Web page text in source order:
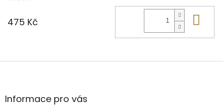
475 Kč
Z
aInformace pro vás